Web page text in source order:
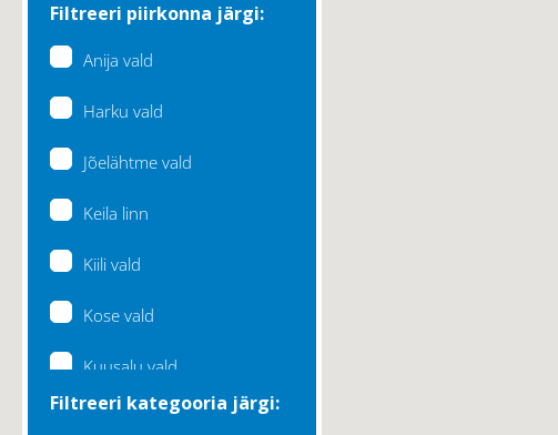
Filtreeri piirkonna järgi:
Anija vald
Harku vald
Jõelähtme vald
Keila linn
Kiili vald
Kose vald
Kuusalu vald
Lääne-Harju vald
Filtreeri kategooria järgi: